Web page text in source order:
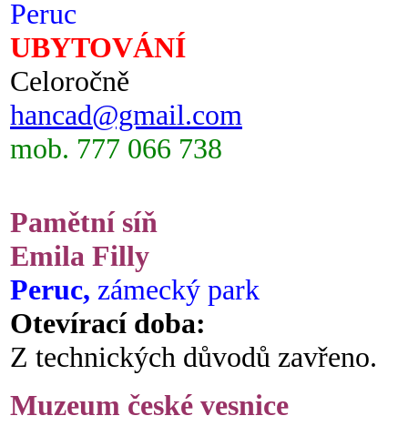
Peruc
UBYTOVÁNÍ
Celoročně
hancad@gmail.com
mob. 777 066 738
Pamětní síň
Emila Filly
Peruc, zámecký park
Otevírací doba:
Z technických důvodů zavřeno.
Muzeum české vesnice